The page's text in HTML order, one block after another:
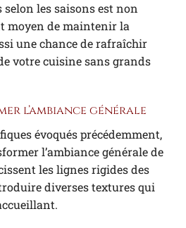
les saisons est non
moyen de maintenir la
une chance de rafraîchir
votre cuisine sans grands
l’ambiance générale
évoqués précédemment,
l’ambiance générale de
les lignes rigides des
diverses textures qui